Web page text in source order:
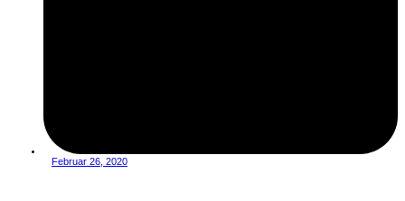
Februar 26, 2020